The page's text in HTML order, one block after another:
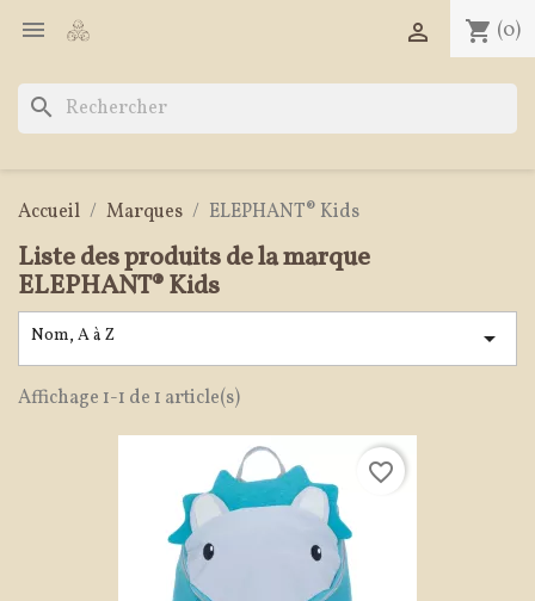
 shopping_cart (0)

search
Accueil Marques ELEPHANT® Kids
Liste des produits de la marque
ELEPHANT® Kids
Nom, A à Z 
Affichage 1-1 de 1 article(s)
favorite_border